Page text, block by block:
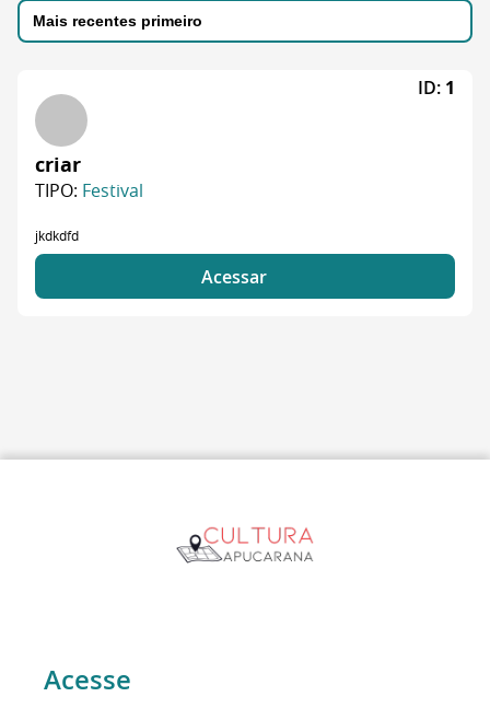
criar
TIPO: Festival
ID: 1
jkdkdfd
Acessar
Acesse